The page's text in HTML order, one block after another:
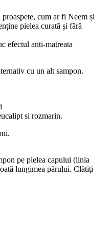
cum ar fi Neem și
pielea curată și fără
efectul anti-matreata
cu un alt sampon.
si rozmarin.
pe pielea capului (linia
lungimea părului. Clătiți